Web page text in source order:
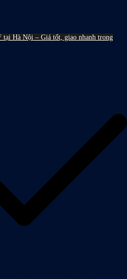
tại Hà Nội – Giá tốt, giao nhanh trong